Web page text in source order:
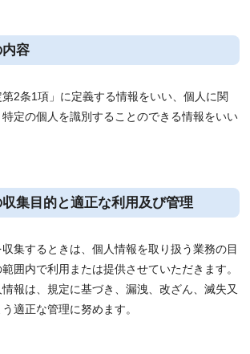
容
2条1項」に定義する情報をいい、個人に関
定の個人を識別することのできる情報をいい
集目的と適正な利用及び管理
集するときは、個人情報を取り扱う業務の目
囲内で利用または提供させていただきます。
報は、規定に基づき、漏洩、改ざん、滅失又
適正な管理に努めます。